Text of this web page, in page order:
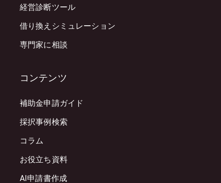
経営診断ツール
借り換えシミュレーション
専門家に相談
コンテンツ
補助金申請ガイド
採択事例検索
コラム
お役立ち資料
AI申請書作成